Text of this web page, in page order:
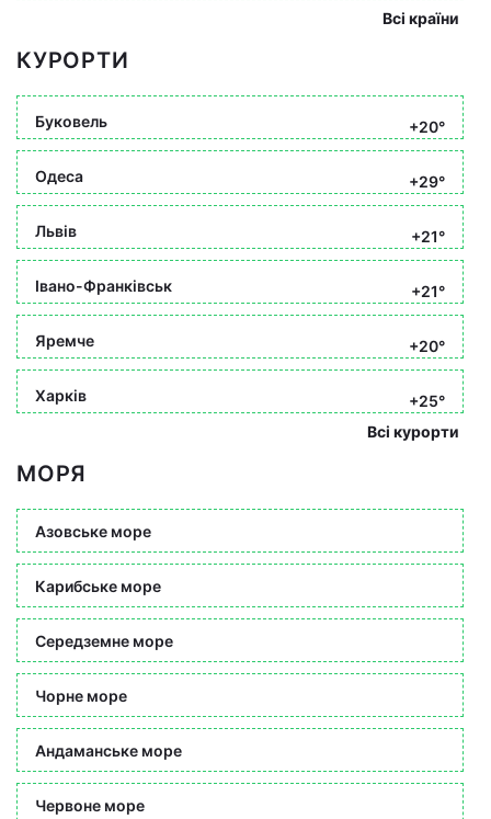
Всі країни
КУРОРТИ
Буковель +20°
Одеса +29°
Львів +21°
Івано-Франківськ +21°
Яремче +20°
Харків
+25°
Всі курорти
МОРЯ
Азовське море
Карибське море
Середземне море
Чорне море
Андаманське море
Червоне море